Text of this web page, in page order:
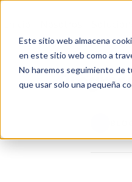
Este sitio web almacena
en este sitio web como a
No haremos seguimiento de
que usar solo una pequeña